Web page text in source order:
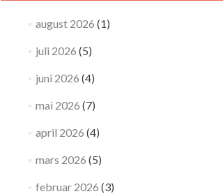
august 2026 (1)
juli 2026 (5)
juni 2026 (4)
mai 2026 (7)
april 2026 (4)
mars 2026 (5)
februar 2026 (3)